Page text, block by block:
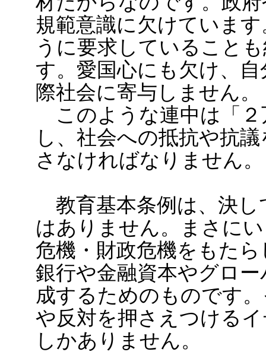
規範意識に欠けていま
うに要求していること
す。愛国心にも欠け、
際社会に寄与しません。
このような連中は「２
し、社会への抵抗や抗
さなければなりません。
教育基本条例は、決し
はありません。まさに
危機・財政危機をもた
銀行や金融資本やグロ
成するためのものです
や反対を押さえつける
しかありません。